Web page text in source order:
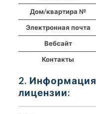
Дом/квартира №
Электронная почта
Вебсайт
Контакты
2.
лицензии: